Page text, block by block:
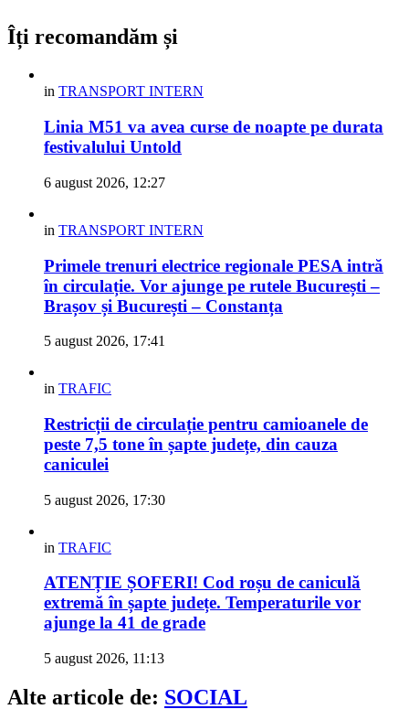
Îți recomandăm și
in TRANSPORT INTERN
Linia M51 va avea curse de noapte pe durata
festivalului Untold
6 august 2026, 12:27
in TRANSPORT INTERN
Primele trenuri electrice regionale PESA intră
în circulație. Vor ajunge pe rutele București –
Brașov și București – Constanța
5 august 2026, 17:41
in TRAFIC
Restricții de circulație pentru camioanele de
peste 7,5 tone în șapte județe, din cauza
caniculei
5 august 2026, 17:30
in TRAFIC
ATENȚIE ȘOFERI! Cod roșu de caniculă
extremă în șapte județe. Temperaturile vor
ajunge la 41 de grade
5 august 2026, 11:13
Alte articole de: SOCIAL